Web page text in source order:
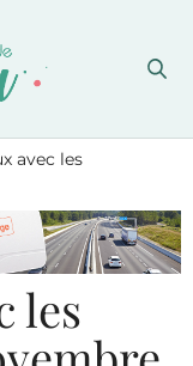
avec les
les